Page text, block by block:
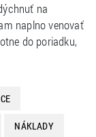
na
naplno venovať
do poriadku,
NÁKLADY